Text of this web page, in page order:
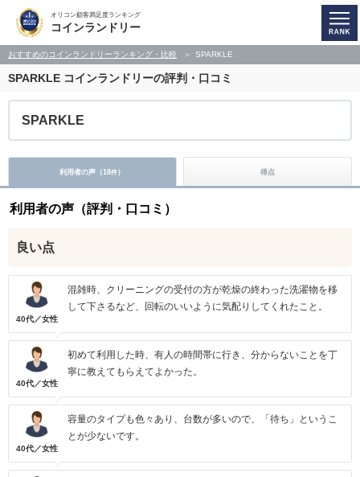
オリコン顧客満足度ランキング
コインランドリー
おすすめのコインランドリーランキング・比較 SPARKLE
SPARKLE コインランドリーの評判・口コミ
SPARKLE
利用者の声（18件） 得点
利用者の声（評判・口コミ）
良い点
40代／女性
混雑時、クリーニングの受付の方が乾燥の終わった洗濯物を移
して下さるなど、回転のいいように気配りしてくれたこと。
40代／女性
初めて利用した時、有人の時間帯に行き、分からないことを丁
寧に教えてもらえてよかった。
40代／女性
容量のタイプも色々あり、台数が多いので、「待ち」というこ
とが少ないです。